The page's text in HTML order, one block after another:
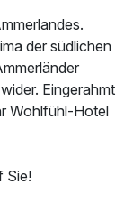
ab390,00 €
der südlichen
Eingerahmt
Wohlfühl-Hotel
Sie!